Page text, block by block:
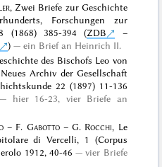
, Zwei Briefe zur Geschichte
Forschungen zur
(1868) 385-394 (ZDB
–
)
ein Brief an Heinrich II.
des Bischofs Leo von
Archiv der Gesellschaft
22 (1897) 11-136
hier 16-23, vier Briefe an
– F. Gabotto– G. Rocchi, Le
di Vercelli, 1 (Corpus
1912, 40-46
vier Briefe